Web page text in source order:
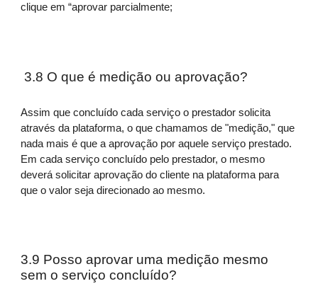
clique em “aprovar parcialmente;
3.8 O que é medição ou aprovação?
Assim que concluído cada serviço o prestador solicita
através da plataforma, o que chamamos de "medição," que
nada mais é que a aprovação por aquele serviço prestado.
Em cada serviço concluído pelo prestador, o mesmo
deverá solicitar aprovação do cliente na plataforma para
que o valor seja direcionado ao mesmo.
3.9 Posso aprovar uma medição mesmo
sem o serviço concluído?